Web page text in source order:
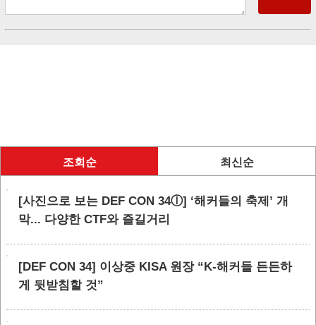
조회순 최신순
[사진으로 보는 DEF CON 34ⓛ] ‘해커들의 축제’ 개
막... 다양한 CTF와 즐길거리
[DEF CON 34] 이상중 KISA 원장 “K-해커들 든든하
게 뒷받침할 것”